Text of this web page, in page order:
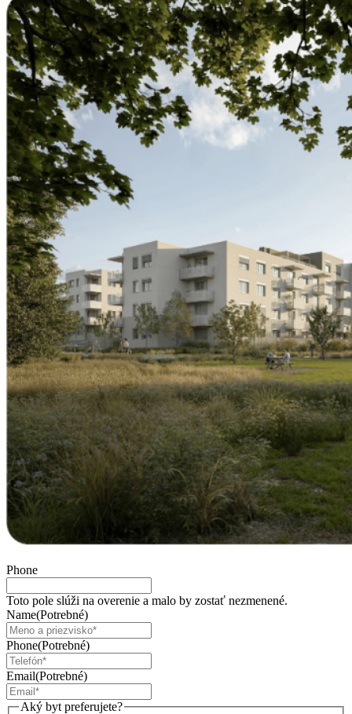
Phone
Toto pole slúži na overenie a malo by zostať nezmenené.
Name(Potrebné)
Phone(Potrebné)
Email(Potrebné)
Aký byt preferujete?